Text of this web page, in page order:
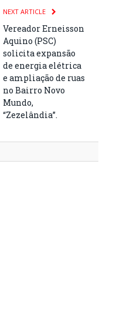
NEXT ARTICLE
Vereador Erneisson
Aquino (PSC)
solicita expansão
de energia elétrica
e ampliação de ruas
no Bairro Novo
Mundo,
“Zezelândia”.